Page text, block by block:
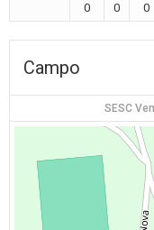
0 0 0
Campo
SESC